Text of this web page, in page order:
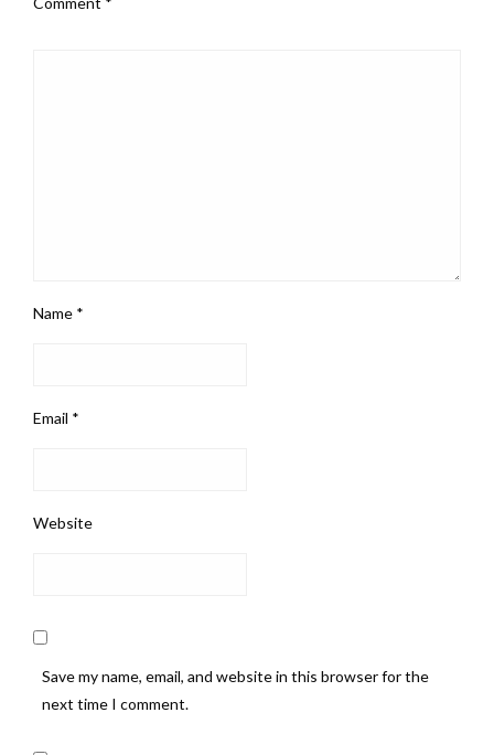
Name *
Email *
Website
Save my name, email, and website in this browser for the
next time I comment.